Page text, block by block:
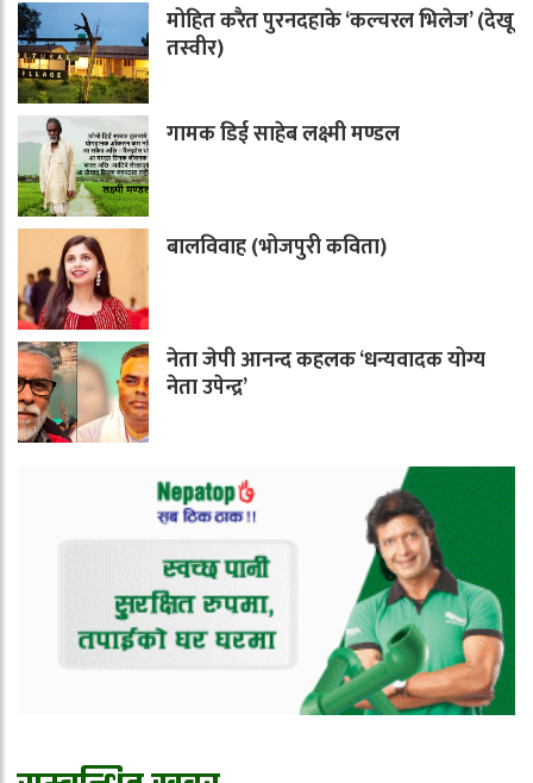
मोहित करैत पुरनदहाके ‘कल्चरल भिलेज’ (देखू
तस्वीर)
गामक डिई साहेब लक्ष्मी मण्डल
बालविवाह (भोजपुरी कविता)
नेता जेपी आनन्द कहलक ‘धन्यवादक योग्य
नेता उपेन्द्र’